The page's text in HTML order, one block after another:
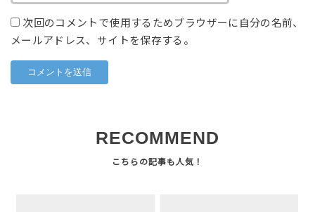
次回のコメントで使用するためブラウザーに自分の名前、
メールアドレス、サイトを保存する。
RECOMMEND